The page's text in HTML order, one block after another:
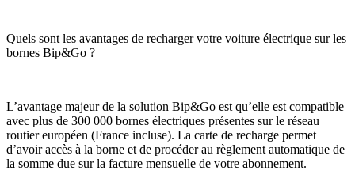
Quels sont les avantages de recharger votre voiture électrique sur les
bornes Bip&Go ?
L’avantage majeur de la solution Bip&Go est qu’elle est compatible
avec plus de 300 000 bornes électriques présentes sur le réseau
routier européen (France incluse). La carte de recharge permet
d’avoir accès à la borne et de procéder au règlement automatique de
la somme due sur la facture mensuelle de votre abonnement.